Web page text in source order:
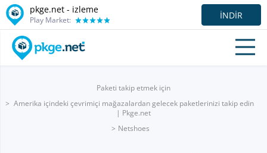
pkge.net - izleme
Play Market: İNDIR
Paketi takip etmek için
Amerika içindeki çevrimiçi mağazalardan gelecek paketlerinizi takip edin
| Pkge.net
Netshoes